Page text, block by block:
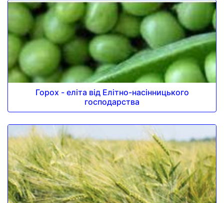
Горох - еліта від Елітно-насінницького
господарства